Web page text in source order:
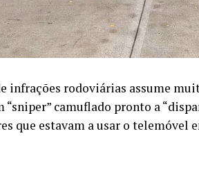
infrações rodoviárias assume
“sniper” camuflado pronto a
que estavam a usar o telemóvel